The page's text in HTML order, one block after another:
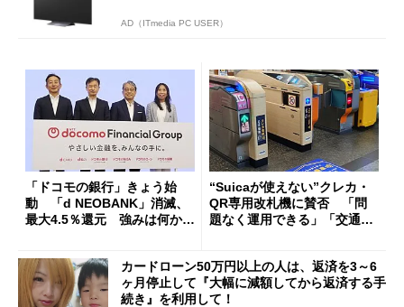
AD（ITmedia PC USER）
「ドコモの銀行」きょう始
動 「d NEOBANK」消滅、
最大4.5％還元 強みは何か解
“Suicaが使えない”クレカ・
QR専用改札機に賛否 「問
題なく運用できる」「交通系I
カードローン50万円以上の人は、返済を3～6
ヶ月停止して『大幅に減額してから返済する手
続き』を利用して！